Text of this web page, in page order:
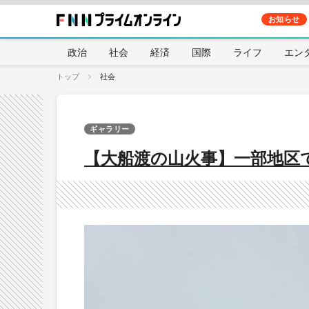
お知らせ
政治 社会 経済 国際 ライフ エン
トップ 社会
【大船渡の山火事】一部地
ギャラリー